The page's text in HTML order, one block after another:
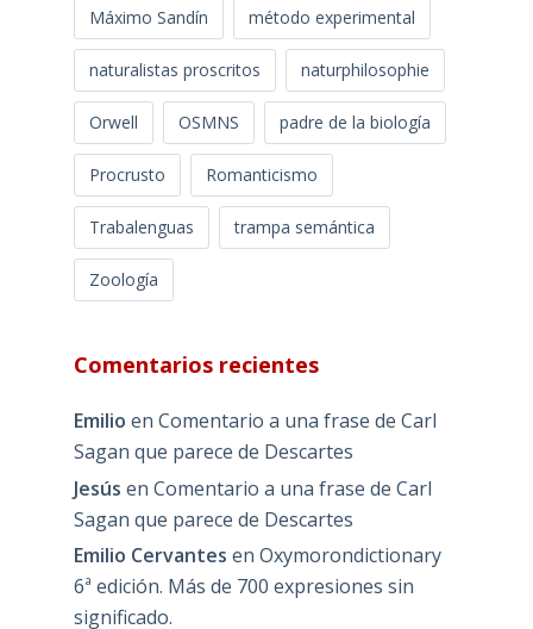
Máximo Sandín método experimental
naturalistas proscritos naturphilosophie
Orwell OSMNS padre de la biología
Procrusto Romanticismo
Trabalenguas trampa semántica
Zoología
Comentarios recientes
Emilio en Comentario a una frase de Carl
Sagan que parece de Descartes
Jesús en Comentario a una frase de Carl
Sagan que parece de Descartes
Emilio Cervantes en Oxymorondictionary
6ª edición. Más de 700 expresiones sin
significado.